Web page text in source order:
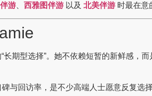
游 西雅图伴游 以及 北美伴游 时最在意
长期型选择”。她不依赖短暂的新鲜感，
与回访率，是不少高端人士愿意反复选择